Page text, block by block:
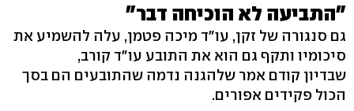
"התביעה לא הוכיחה דבר"
גם סנגורה של זקן, עו"ד מיכה פטמן, עלה להשמיע את
סיכומיו ותקף גם הוא את התובע עו"ד קורב,
שבדיון קודם אמר שלהגנה נדמה שהתובעים הם בסך
הכול פקידים אפורים.